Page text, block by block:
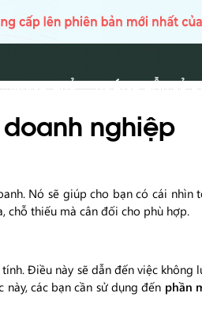
TRANG CHỦ HƯỚNG DẪN SỬ
nghiệp
Nó sẽ giúp cho bạn có cái nhìn
chỗ thiếu mà cân đối cho phù hợp.
Điều này sẽ dẫn đến việc
các bạn cần sử dụng đến phần